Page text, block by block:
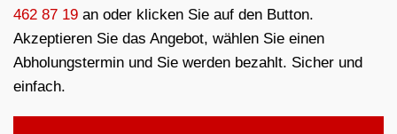
462 87 19 an oder klicken Sie auf den Button.
Akzeptieren Sie das Angebot, wählen Sie einen
Abholungstermin und Sie werden bezahlt. Sicher und
einfach.